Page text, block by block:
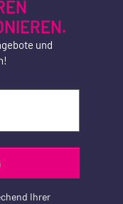
und
Ihrer